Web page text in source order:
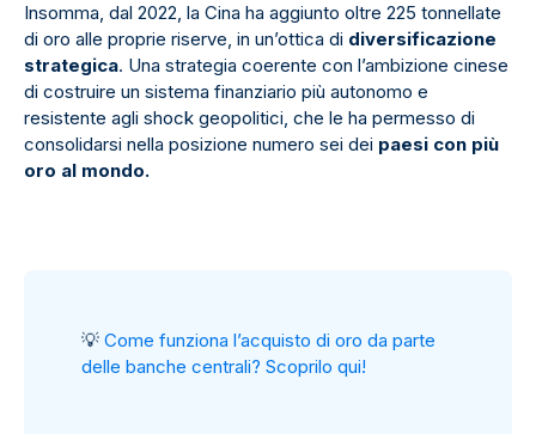
Insomma, dal 2022, la Cina ha aggiunto oltre 225 tonnellate
di oro alle proprie riserve, in un’ottica di diversificazione
strategica. Una strategia coerente con l’ambizione cinese
di costruire un sistema finanziario più autonomo e
resistente agli shock geopolitici, che le ha permesso di
consolidarsi nella posizione numero sei dei paesi con più
oro al mondo.
💡 Come funziona l’acquisto di oro da parte
delle banche centrali? Scoprilo qui!